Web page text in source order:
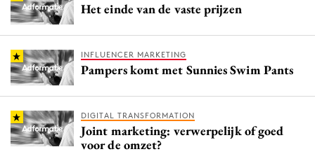
Het einde van de vaste prijzen
INFLUENCER MARKETING
Pampers komt met Sunnies Swim Pants
DIGITAL TRANSFORMATION
Joint marketing: verwerpelijk of goed
voor de omzet?